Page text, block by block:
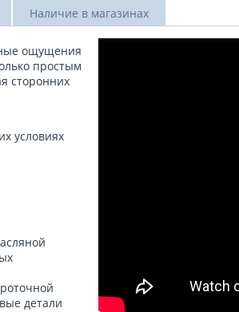
Наличие в магазинах
ощущения
простым
сторонних
условиях
детали